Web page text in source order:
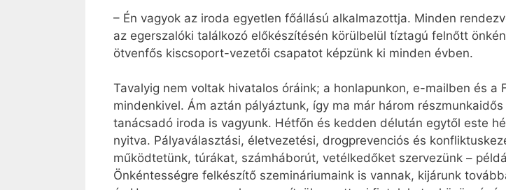
– Én vagyok az iroda egyetlen főállású alkalmazottja. Minden
az egerszalóki találkozó előkészítésén körülbelül tíztagú felnőtt
ötvenfős kiscsoport-vezetői csapatot képzünk ki minden évben.
Tavalyig nem voltak hivatalos óráink; a honlapunkon, e-mailben és
mindenkivel. Ám aztán pályáztunk, így ma már három
tanácsadó iroda is vagyunk. Hétfőn és kedden délután egytől este
nyitva. Pályaválasztási, életvezetési, drogprevenciós és
működtetünk, túrákat, számháborút, vetélkedőket szervezünk –
Önkéntességre felkészítő szemináriumaink is vannak, kijárunk